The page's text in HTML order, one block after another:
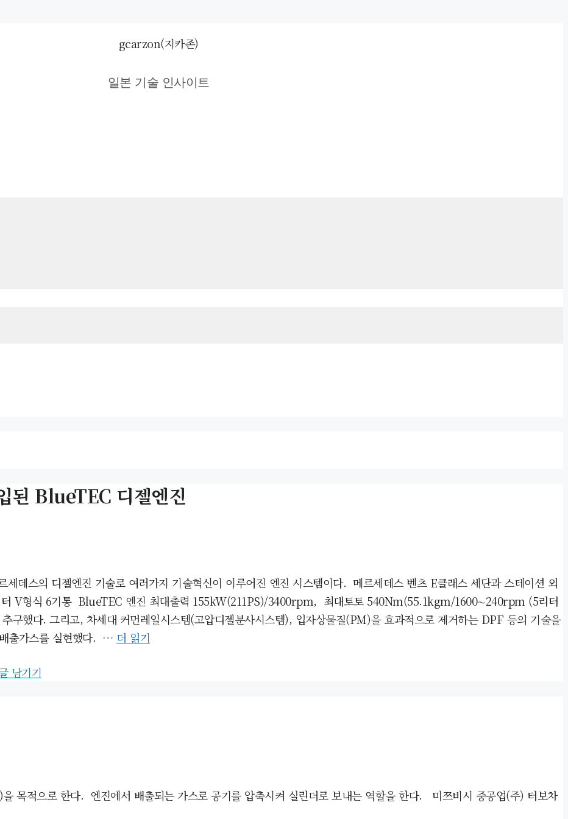
gcarzon(지카존)
일본 기술 인사이트
된 BlueTEC 디젤엔진
데스의 디젤엔진 기술로 여러가지 기술혁신이 이루어진 엔진 시스템이다. 메르세데스 벤츠 E클래스 세단과 스테이션 외
터 V형식 6기통 BlueTEC 엔진 최대출력 155kW(211PS)/3400rpm, 최대토토 540Nm(55.1kgm/1600∼240rpm (5리터
구했다. 그리고, 차세대 커먼레일시스템(고압디젤분사시스템), 입자상물질(PM)을 효과적으로 제거하는 DPF 등의 기술을
출가스를 실현했다. … 더 읽기
남기기
목적으로 한다. 엔진에서 배출되는 가스로 공기를 압축시켜 실린더로 보내는 역할을 한다. 미쯔비시 중공업(주) 터보차